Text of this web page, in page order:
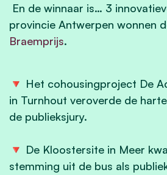
En de winnaar is… 3
provincie Antwerpen wonnen
Braemprijs.
🔻 Het cohousingproject De
in Turnhout veroverde de
de publieksjury.
🔻 De Kloostersite in Meer
stemming uit de bus als